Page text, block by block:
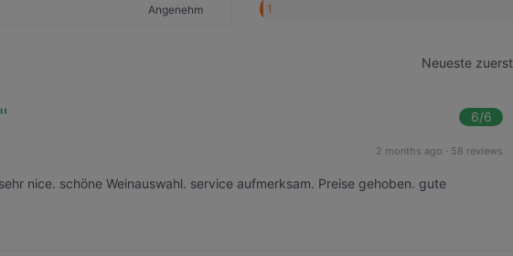
Angenehm 1
Neueste zuerst
" 6/6
2 months ago · 58 reviews
nice. schöne Weinauswahl. service aufmerksam. Preise gehoben. gute